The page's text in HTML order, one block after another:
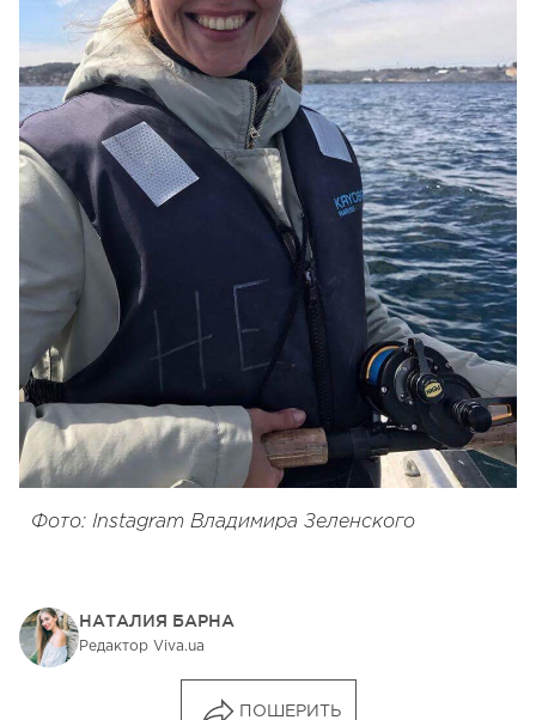
Фото: Instagram Владимира Зеленского
НАТАЛИЯ БАРНА
Редактор Viva.ua
ПОШЕРИТЬ